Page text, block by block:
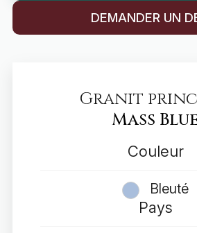
DEMANDER UN
Granit
Mass
Couleur
Bleuté
Pays